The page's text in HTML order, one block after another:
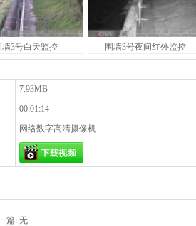
墙3号白天监控 围墙3号夜间红外监控
7.93MB
00:01:14
网络数字高清摄像机
篇: 无